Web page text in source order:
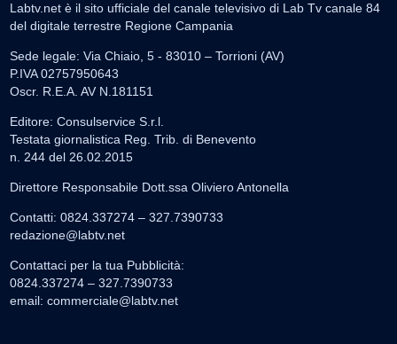
Labtv.net è il sito ufficiale del canale televisivo di Lab Tv canale 84
del digitale terrestre Regione Campania
Sede legale: Via Chiaio, 5 - 83010 – Torrioni (AV)
P.IVA 02757950643
Oscr. R.E.A. AV N.181151
Editore: Consulservice S.r.l.
Testata giornalistica Reg. Trib. di Benevento
n. 244 del 26.02.2015
Direttore Responsabile Dott.ssa Oliviero Antonella
Contatti: 0824.337274 – 327.7390733
redazione@labtv.net
Contattaci per la tua Pubblicità:
0824.337274 – 327.7390733
email: commerciale@labtv.net